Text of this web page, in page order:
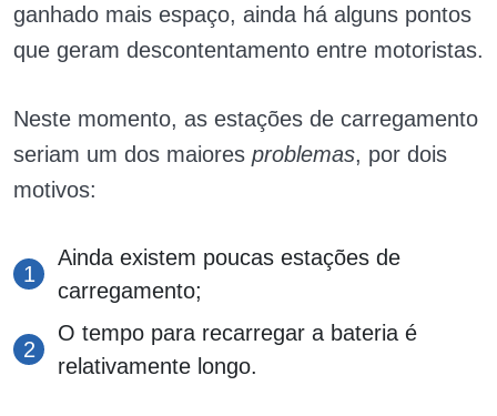
ganhado mais espaço, ainda há alguns pontos
que geram descontentamento entre motoristas.
Neste momento, as estações de carregamento
seriam um dos maiores problemas, por dois
motivos:
Ainda existem poucas estações de
carregamento;
O tempo para recarregar a bateria é
relativamente longo.